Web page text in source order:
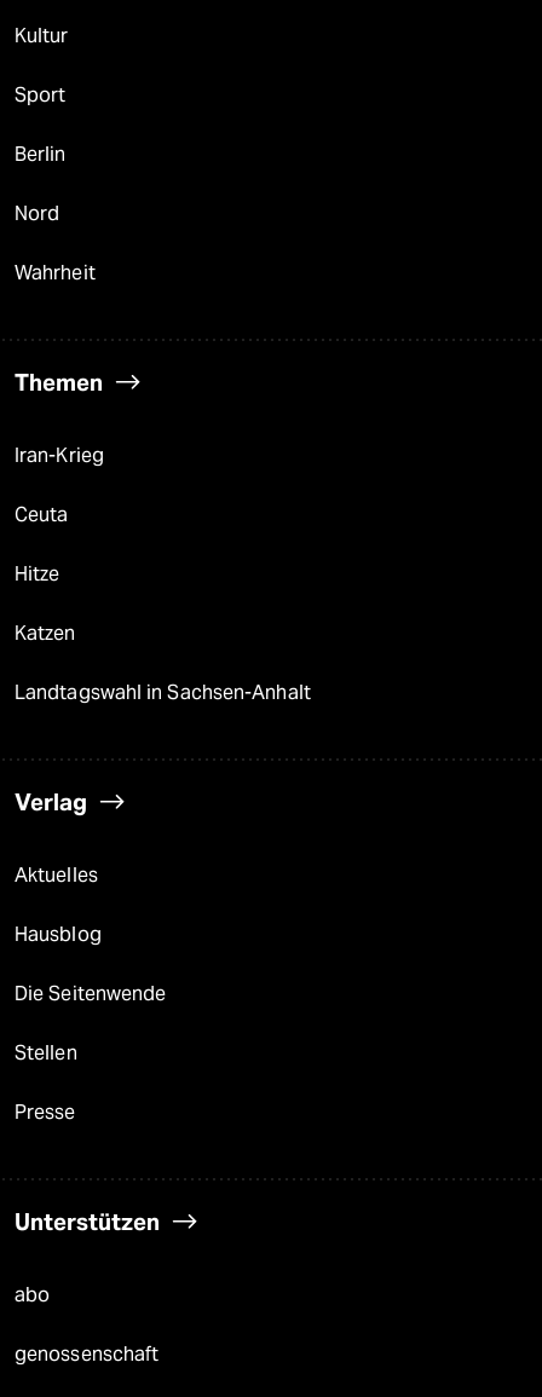
Kultur
Sport
Berlin
Nord
Wahrheit
Themen
Iran-Krieg
Ceuta
Hitze
Katzen
Landtagswahl in Sachsen-Anhalt
Verlag
Aktuelles
Hausblog
Die Seitenwende
Stellen
Presse
Unterstützen
abo
genossenschaft